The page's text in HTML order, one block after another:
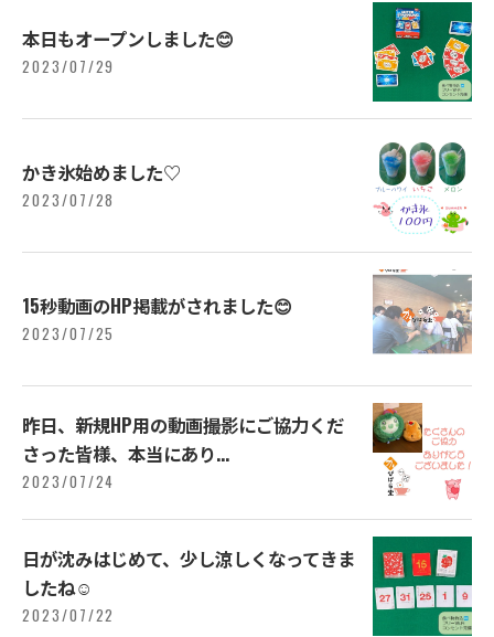
本日もオープンしました😊
2023/07/29
かき氷始めました♡
2023/07/28
15秒動画のHP掲載がされました😊
2023/07/25
昨日、新規HP用の動画撮影にご協力くだ
さった皆様、本当にあり...
2023/07/24
日が沈みはじめて、少し涼しくなってきま
したね☺️
2023/07/22